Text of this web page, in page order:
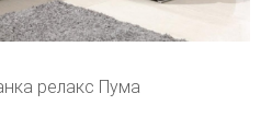
релакс Пума